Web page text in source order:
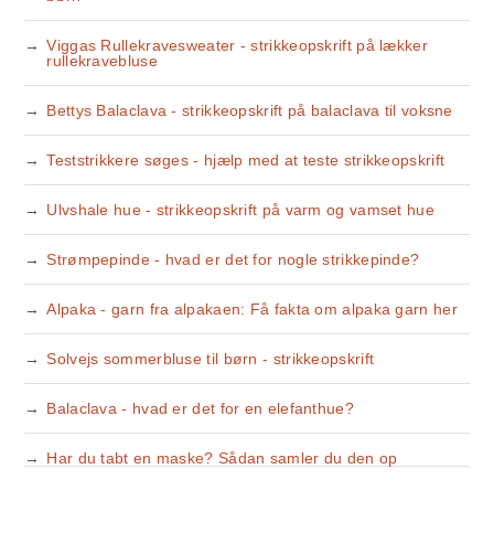
Viggas Rullekravesweater - strikkeopskrift på lækker
rullekravebluse
Bettys Balaclava - strikkeopskrift på balaclava til voksne
Teststrikkere søges - hjælp med at teste strikkeopskrift
Ulvshale hue - strikkeopskrift på varm og vamset hue
Strømpepinde - hvad er det for nogle strikkepinde?
Alpaka - garn fra alpakaen: Få fakta om alpaka garn her
Solvejs sommerbluse til børn - strikkeopskrift
Balaclava - hvad er det for en elefanthue?
Har du tabt en maske? Sådan samler du den op